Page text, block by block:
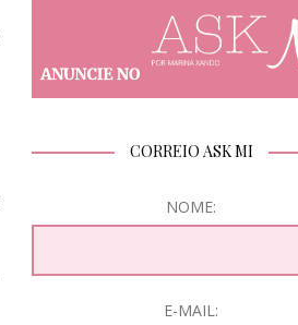
CORREIO ASK MI
NOME:
E-MAIL: